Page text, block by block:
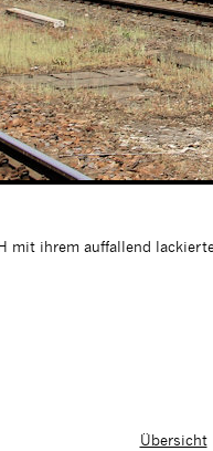
mit ihrem auffallend
Übersicht